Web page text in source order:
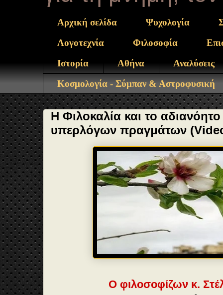
Αρχική σελίδα Ψυχολογία
Λογοτεχνία
Φιλοσοφία
Ιστορία
Αθήνα
Αναλύσεις
Κοσμολογία - Σύμπαν & Αστροφυσική
Η Φιλοκαλία και το αδιανόητο
υπερλόγων πραγμάτων
Ο φιλοσοφίζων κ.